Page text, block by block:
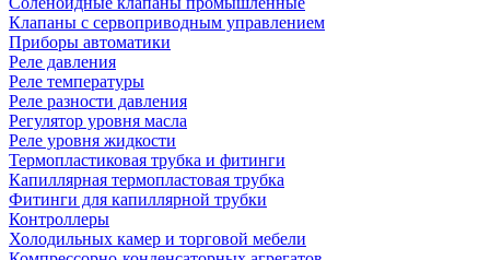
Клапаны с сервоприводным управлением
Приборы автоматики
Реле давления
Реле температуры
Реле разности давления
Регулятор уровня масла
Реле уровня жидкости
Термопластиковая трубка и фитинги
Капиллярная термопластовая трубка
Фитинги для капиллярной трубки
Контроллеры
Холодильных камер и торговой мебели